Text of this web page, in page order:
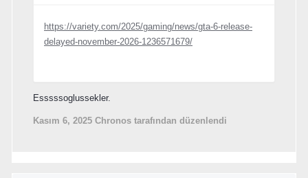
https://variety.com/2025/gaming/news/gta-6-release-
delayed-november-2026-1236571679/
Esssssoglussekler.
Kasım 6, 2025 Chronos tarafından düzenlendi